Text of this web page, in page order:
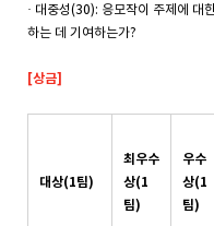
· 대중성(30): 응모작이 주제에 대
하는 데 기여하는가?
[상금]
대상(1팀)
최우수
상(1
팀)
우수
상(1
팀)